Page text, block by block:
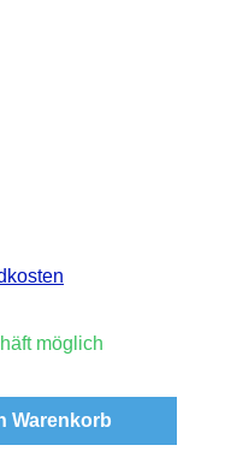
möglich
gewünschten
Warenkorb